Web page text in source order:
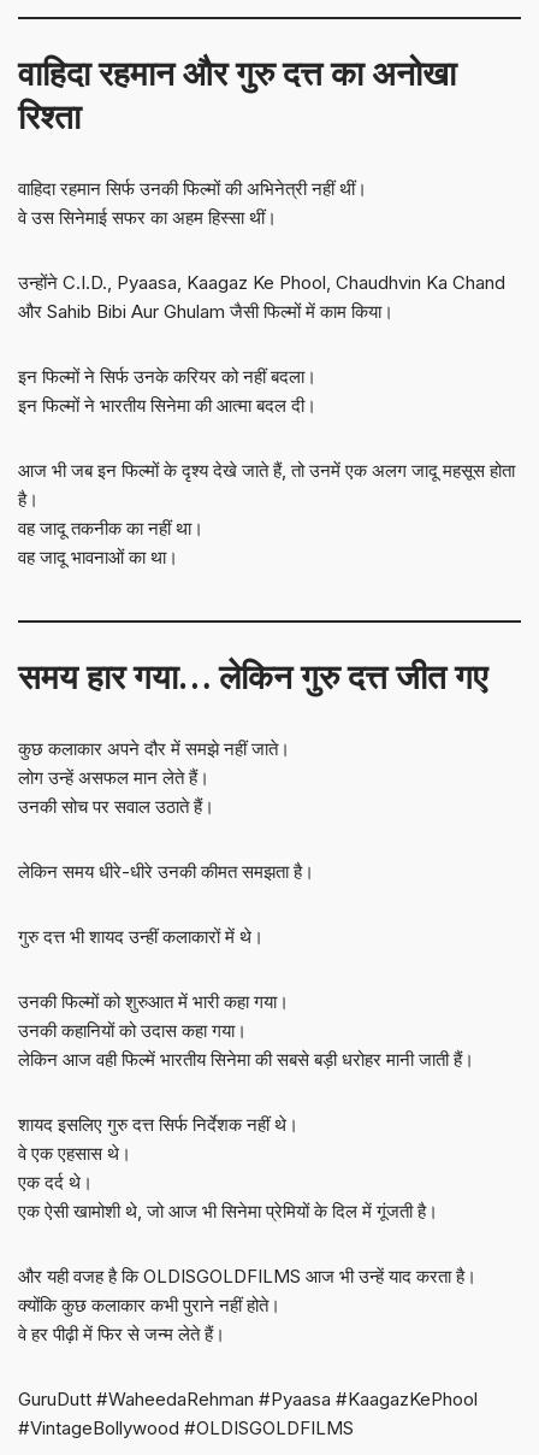
वाहिदा रहमान और गुरु दत्त का अनोखा
रिश्ता
वाहिदा रहमान सिर्फ उनकी फिल्मों की अभिनेत्री नहीं थीं।
वे उस सिनेमाई सफर का अहम हिस्सा थीं।
उन्होंने C.I.D., Pyaasa, Kaagaz Ke Phool, Chaudhvin Ka Chand
और Sahib Bibi Aur Ghulam जैसी फिल्मों में काम किया।
इन फिल्मों ने सिर्फ उनके करियर को नहीं बदला।
इन फिल्मों ने भारतीय सिनेमा की आत्मा बदल दी।
आज भी जब इन फिल्मों के दृश्य देखे जाते हैं, तो उनमें एक अलग जादू महसूस होता
है।
वह जादू तकनीक का नहीं था।
वह जादू भावनाओं का था।
समय हार गया… लेकिन गुरु दत्त जीत गए
कुछ कलाकार अपने दौर में समझे नहीं जाते।
लोग उन्हें असफल मान लेते हैं।
उनकी सोच पर सवाल उठाते हैं।
लेकिन समय धीरे-धीरे उनकी कीमत समझता है।
गुरु दत्त भी शायद उन्हीं कलाकारों में थे।
उनकी फिल्मों को शुरुआत में भारी कहा गया।
उनकी कहानियों को उदास कहा गया।
लेकिन आज वही फिल्में भारतीय सिनेमा की सबसे बड़ी धरोहर मानी जाती हैं।
शायद इसलिए गुरु दत्त सिर्फ निर्देशक नहीं थे।
वे एक एहसास थे।
एक दर्द थे।
एक ऐसी खामोशी थे, जो आज भी सिनेमा प्रेमियों के दिल में गूंजती है।
और यही वजह है कि OLDISGOLDFILMS आज भी उन्हें याद करता है।
क्योंकि कुछ कलाकार कभी पुराने नहीं होते।
वे हर पीढ़ी में फिर से जन्म लेते हैं।
GuruDutt #WaheedaRehman #Pyaasa #KaagazKePhool
#VintageBollywood #OLDISGOLDFILMS